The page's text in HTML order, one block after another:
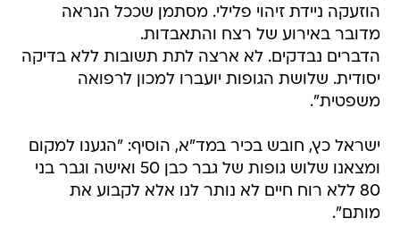
הוזעקה ניידת זיהוי פלילי. מסתמן שככל הנראה
מדובר באירוע של רצח והתאבדות.
הדברים נבדקים. לא ארצה לתת תשובות ללא בדיקה
יסודית. שלושת הגופות יועברו למכון לרפואה
משפטית".
ישראל כץ, חובש בכיר במד"א, הוסיף: "הגענו למקום
ומצאנו שלוש גופות של גבר כבן 50 ואישה וגבר בני
80 ללא רוח חיים לא נותר לנו אלא לקבוע את
מותם".